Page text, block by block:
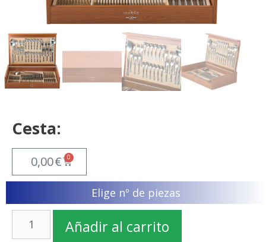
Cesta:
0,00€ 0
Elige nº de piezas
Añadir al carrito